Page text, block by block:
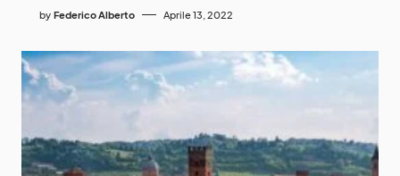
by Federico Alberto Aprile 13, 2022